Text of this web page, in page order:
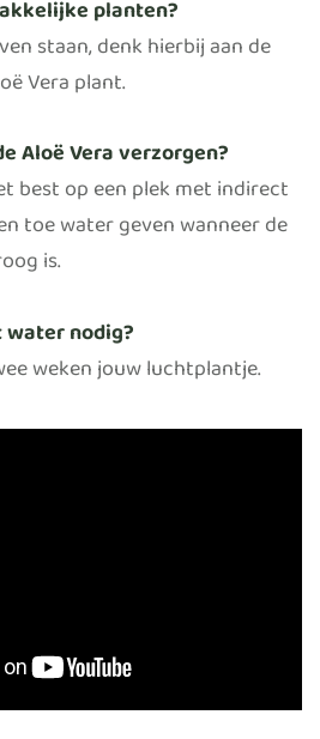
planten?
staan, denk hierbij aan de
Vera plant.
Aloë Vera verzorgen?
best op een plek met indirect
toe water geven wanneer de
is.
nodig?
weken jouw luchtplantje.